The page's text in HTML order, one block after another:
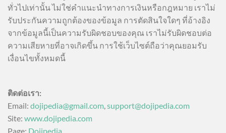
ทั่วไปเท่านั้น ไม่ใช่คำแนะนำทางการเงินหรือกฎหมาย เราไม่
รับประกันความถูกต้องของข้อมูล การตัดสินใจใดๆ ที่อ้างอิง
จากข้อมูลนี้เป็นความรับผิดชอบของคุณ เราไม่รับผิดชอบต่อ
ความเสียหายที่อาจเกิดขึ้น การใช้เว็บไซต์ถือว่าคุณยอมรับ
เงื่อนไขทั้งหมดนี้
ติดต่อเรา:
Email: dojipedia@gmail.com,support@dojipedia.com
Site: www.dojipedia.com
Page: Dojipedia